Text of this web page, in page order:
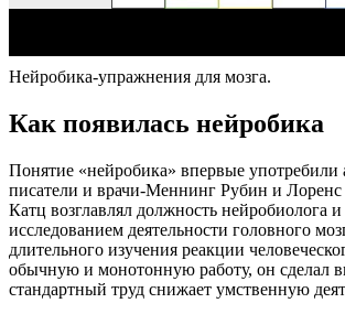
Нейробика-упражнения для мозга.
Как появилась нейробика
Понятие «нейробика» впервые употребили
писатели и врачи-Меннинг Рубин и
Катц возглавлял должность нейробиолога
исследованием деятельности головного
длительного изучения реакции
обычную и монотонную работу, он сделал
стандартный труд снижает умственную